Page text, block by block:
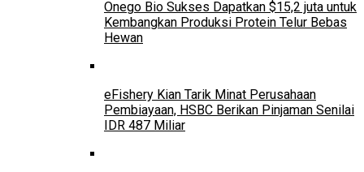
Onego Bio Sukses Dapatkan $15,2 juta untuk
Kembangkan Produksi Protein Telur Bebas
Hewan
eFishery Kian Tarik Minat Perusahaan
Pembiayaan, HSBC Berikan Pinjaman Senilai
IDR 487 Miliar